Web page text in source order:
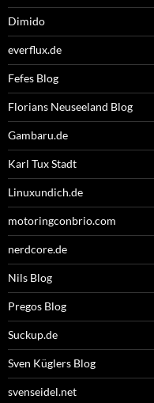
Dimido
everflux.de
Fefes Blog
Florians Neuseeland Blog
Gambaru.de
Karl Tux Stadt
Linuxundich.de
motoringconbrio.com
nerdcore.de
Nils Blog
Pregos Blog
Suckup.de
Sven Küglers Blog
svenseidel.net